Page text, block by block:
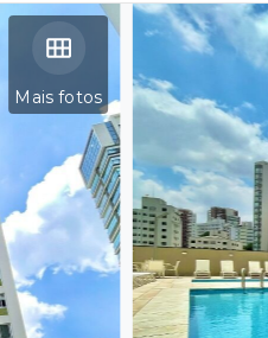
Mais fotos